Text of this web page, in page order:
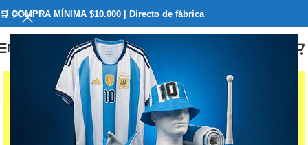
🛒 COMPRA MÍNIMA $10.000 | Directo de fábrica
Menú